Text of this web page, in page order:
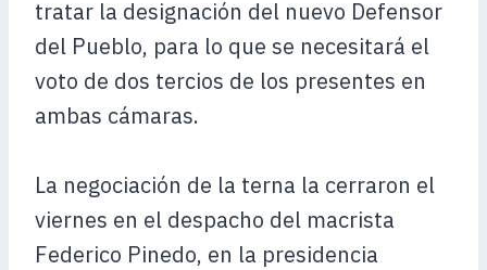
tratar la designación del nuevo Defensor
del Pueblo, para lo que se necesitará el
voto de dos tercios de los presentes en
ambas cámaras.
La negociación de la terna la cerraron el
viernes en el despacho del macrista
Federico Pinedo, en la presidencia